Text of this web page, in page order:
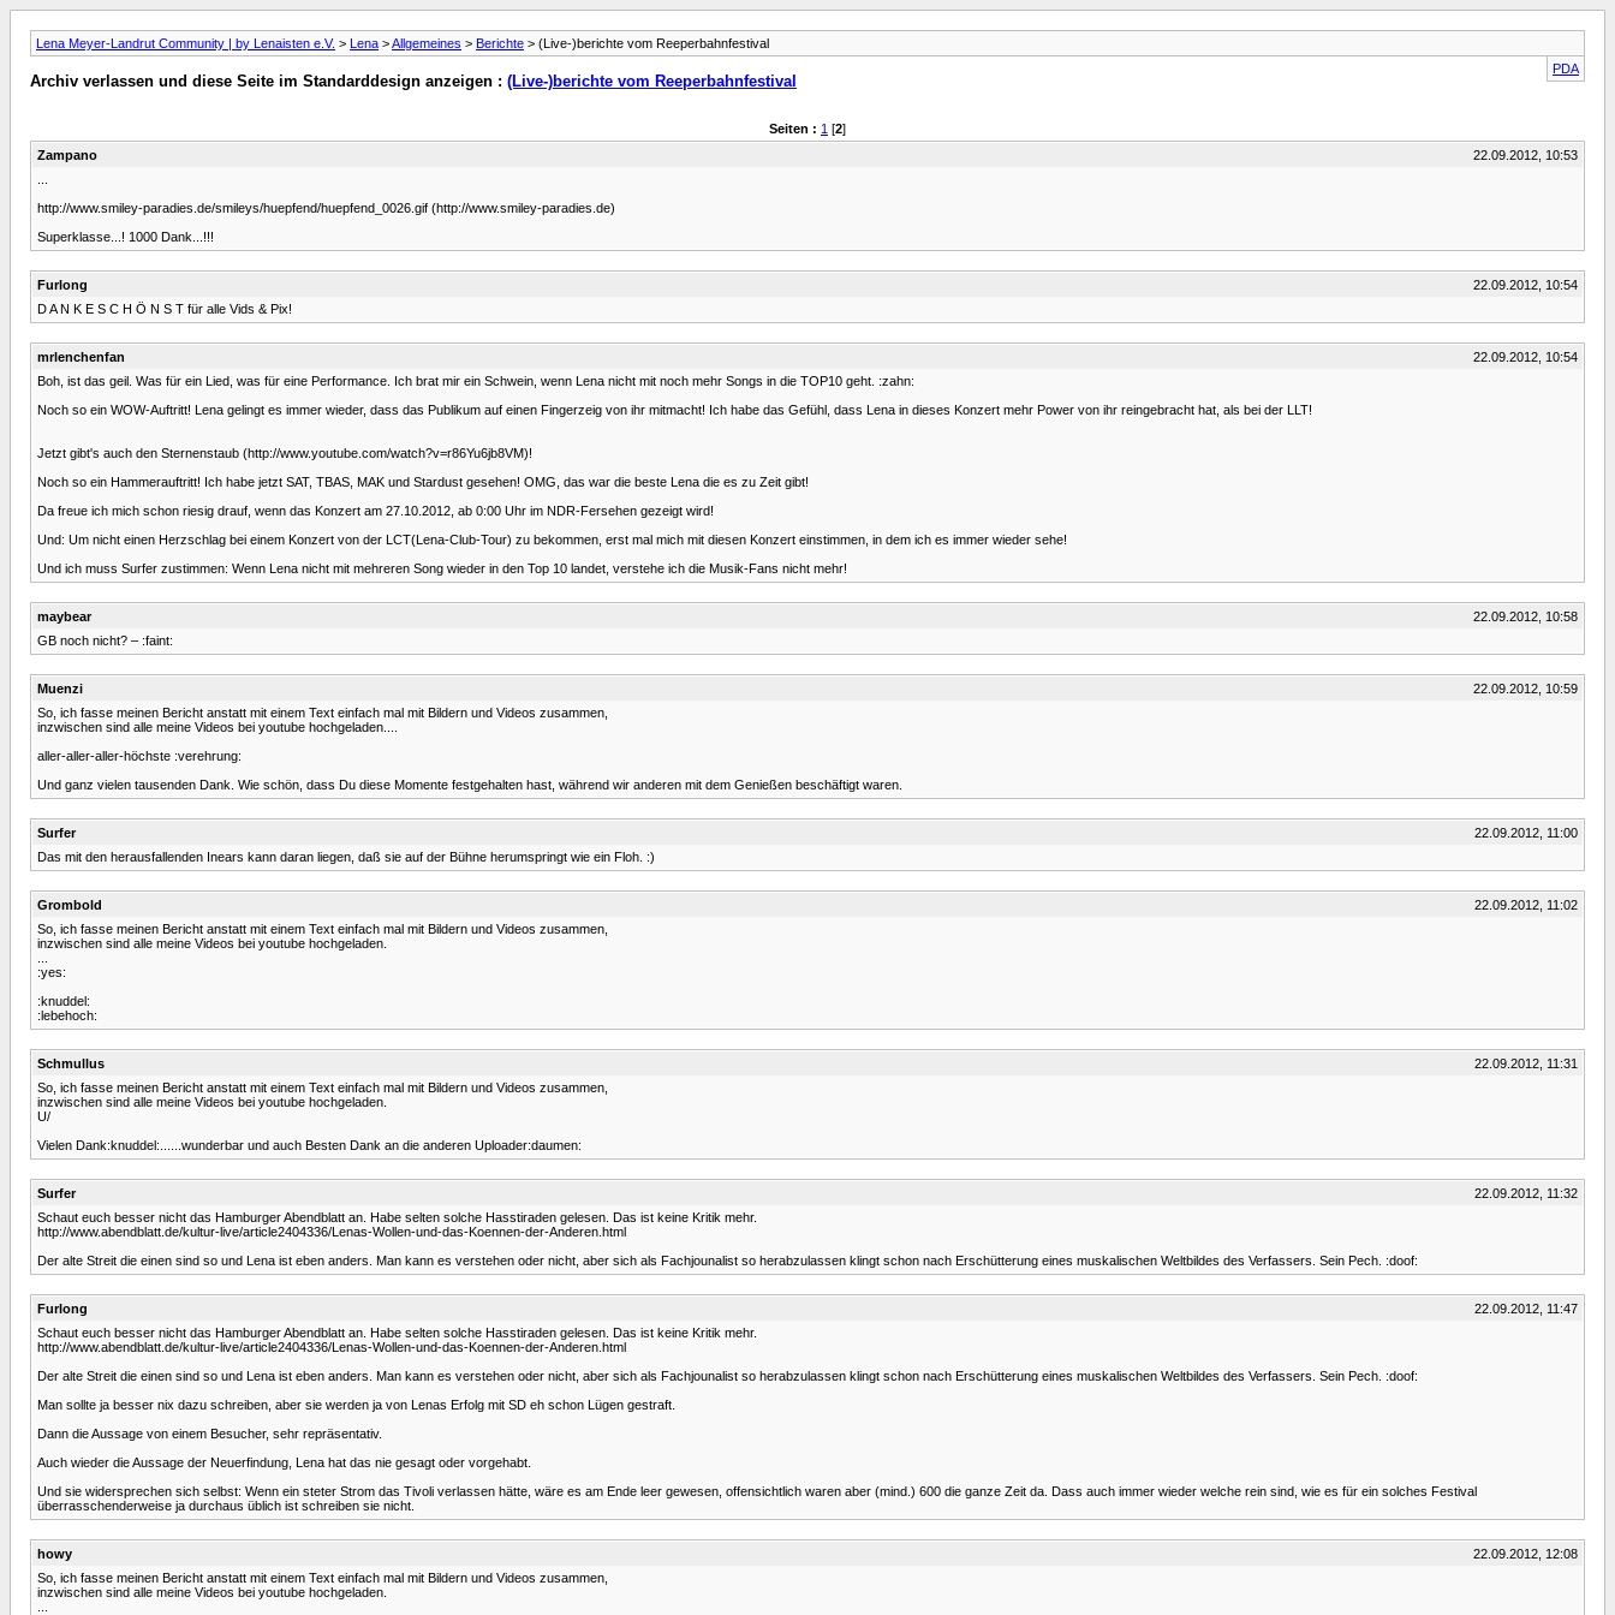
Lena Meyer-Landrut Community | by Lenaisten e.V. > Lena >Allgemeines > Berichte > (Live-)berichte vom Reeperbahnfestival
PDA
Archiv verlassen und diese Seite im Standarddesign anzeigen : (Live-)berichte vom Reeperbahnfestival
Seiten : 1 [2]
Zampano
22.09.2012, 10:53
http://www.smiley-paradies.de/smileys/huepfend/huepfend_0026.gif (http://www.smiley-paradies.de)
Superklasse...! 1000 Dank...!!!
Furlong
22.09.2012, 10:54
D A N K E S C H Ö N S T für alle Vids & Pix!
mrlenchenfan
22.09.2012, 10:54
Boh, ist das geil. Was für ein Lied, was für eine Performance. Ich brat mir ein Schwein, wenn Lena nicht mit noch mehr Songs in die TOP10 geht. :zahn:
Noch so ein WOW-Auftritt! Lena gelingt es immer wieder, dass das Publikum auf einen Fingerzeig von ihr mitmacht! Ich habe das Gefühl, dass Lena in dieses Konzert mehr Power von ihr reingebracht hat, als bei der LLT!
Jetzt gibt's auch den Sternenstaub (http://www.youtube.com/watch?v=r86Yu6jb8VM)!
Noch so ein Hammerauftritt! Ich habe jetzt SAT, TBAS, MAK und Stardust gesehen! OMG, das war die beste Lena die es zu Zeit gibt!
Da freue ich mich schon riesig drauf, wenn das Konzert am 27.10.2012, ab 0:00 Uhr im NDR-Fersehen gezeigt wird!
Und: Um nicht einen Herzschlag bei einem Konzert von der LCT(Lena-Club-Tour) zu bekommen, erst mal mich mit diesen Konzert einstimmen, in dem ich es immer wieder sehe!
Und ich muss Surfer zustimmen: Wenn Lena nicht mit mehreren Song wieder in den Top 10 landet, verstehe ich die Musik-Fans nicht mehr!
maybear
22.09.2012, 10:58
GB noch nicht? – :faint:
Muenzi
22.09.2012, 10:59
So, ich fasse meinen Bericht anstatt mit einem Text einfach mal mit Bildern und Videos zusammen,
inzwischen sind alle meine Videos bei youtube hochgeladen....
aller-aller-aller-höchste :verehrung:
Und ganz vielen tausenden Dank. Wie schön, dass Du diese Momente festgehalten hast, während wir anderen mit dem Genießen beschäftigt waren.
Surfer
22.09.2012, 11:00
Das mit den herausfallenden Inears kann daran liegen, daß sie auf der Bühne herumspringt wie ein Floh. :)
Grombold
22.09.2012, 11:02
So, ich fasse meinen Bericht anstatt mit einem Text einfach mal mit Bildern und Videos zusammen,
inzwischen sind alle meine Videos bei youtube hochgeladen.
:yes:
:knuddel:
:lebehoch:
Schmullus
22.09.2012, 11:31
So, ich fasse meinen Bericht anstatt mit einem Text einfach mal mit Bildern und Videos zusammen,
inzwischen sind alle meine Videos bei youtube hochgeladen.
U/
Vielen Dank:knuddel:......wunderbar und auch Besten Dank an die anderen Uploader:daumen:
Surfer
22.09.2012, 11:32
Schaut euch besser nicht das Hamburger Abendblatt an. Habe selten solche Hasstiraden gelesen. Das ist keine Kritik mehr.
http://www.abendblatt.de/kultur-live/article2404336/Lenas-Wollen-und-das-Koennen-der-Anderen.html
Der alte Streit die einen sind so und Lena ist eben anders. Man kann es verstehen oder nicht, aber sich als Fachjounalist so herabzulassen klingt schon nach Erschütterung eines muskalischen Weltbildes des Verfassers. Sein Pech. :doof:
Furlong
22.09.2012, 11:47
Schaut euch besser nicht das Hamburger Abendblatt an. Habe selten solche Hasstiraden gelesen. Das ist keine Kritik mehr.
http://www.abendblatt.de/kultur-live/article2404336/Lenas-Wollen-und-das-Koennen-der-Anderen.html
Der alte Streit die einen sind so und Lena ist eben anders. Man kann es verstehen oder nicht, aber sich als Fachjounalist so herabzulassen klingt schon nach Erschütterung eines muskalischen Weltbildes des Verfassers. Sein Pech. :doof:
Man sollte ja besser nix dazu schreiben, aber sie werden ja von Lenas Erfolg mit SD eh schon Lügen gestraft.
Dann die Aussage von einem Besucher, sehr repräsentativ.
Auch wieder die Aussage der Neuerfindung, Lena hat das nie gesagt oder vorgehabt.
Und sie widersprechen sich selbst: Wenn ein steter Strom das Tivoli verlassen hätte, wäre es am Ende leer gewesen, offensichtlich waren aber (mind.) 600 die ganze Zeit da. Dass auch immer wieder welche rein sind, wie es für ein solches Festival
überrasschenderweise ja durchaus üblich ist schreiben sie nicht.
howy
22.09.2012, 12:08
So, ich fasse meinen Bericht anstatt mit einem Text einfach mal mit Bildern und Videos zusammen,
inzwischen sind alle meine Videos bei youtube hochgeladen.